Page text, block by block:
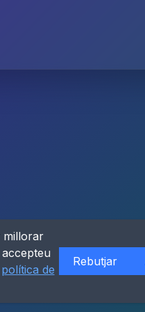
millorar
política de
Rebutjar